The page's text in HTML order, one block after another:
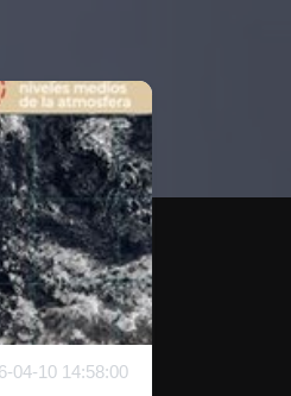
04-10 14:58:00